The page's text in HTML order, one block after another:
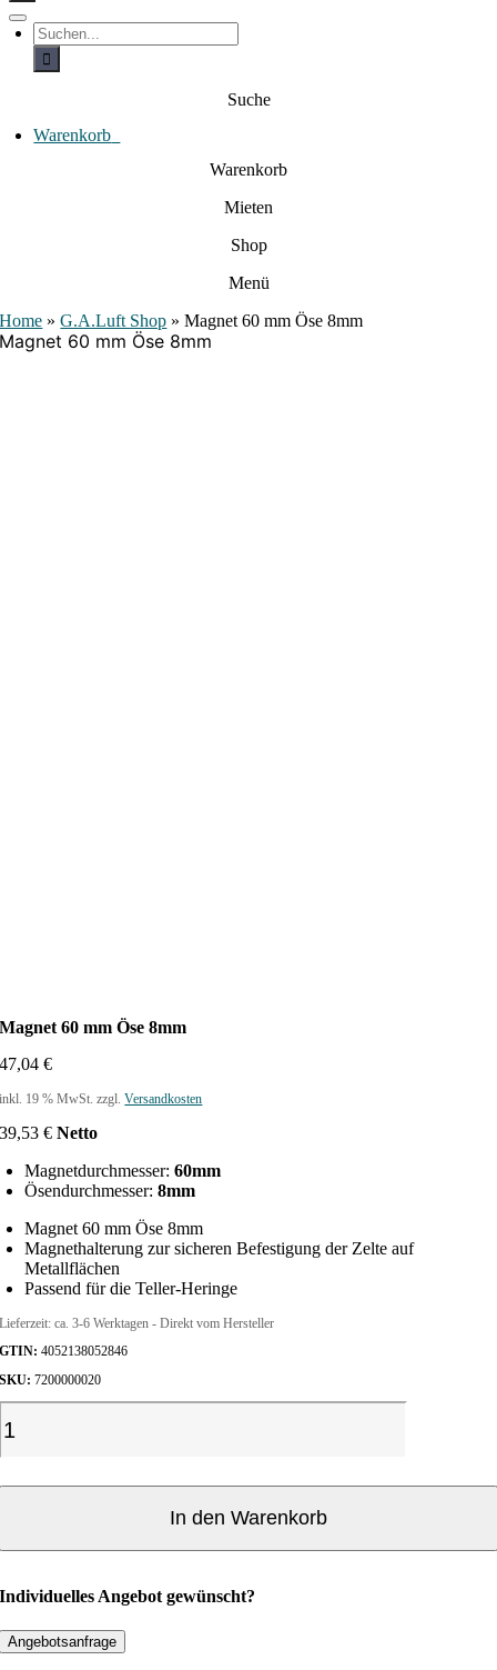
hT
o
a
S
u
h
c
h
Suche
Warenkorb
Warenkorb
Mieten
Shop
Menü
Home »G.A.Luft Shop »Magnet 60 mm Öse 8mm
Magnet 60 mm Öse 8mm
Magnet 60 mm Öse 8mm
47,04€
inkl. 19 % MwSt. zzgl.Versandkosten
39,53€ Netto
Magnetdurchmesser: 60mm
Ösendurchmesser: 8mm
Magnet 60 mm Öse 8mm
Magnethalterung zur sicheren Befestigung der Zelte auf
Metallflächen
Passend für die Teller-Heringe
Lieferzeit:ca. 3-6 Werktagen - Direkt vom Hersteller
GTIN: 4052138052846
SKU: 7200000020
In den Warenkorb
Individuelles Angebot gewünscht?
Angebotsanfrage